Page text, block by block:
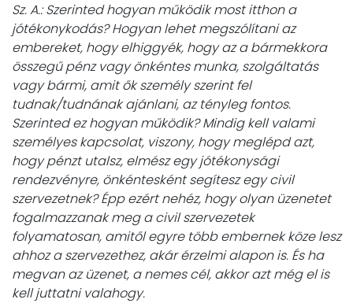
Sz. A.: Szerinted hogyan működik most itthon a
jótékonykodás? Hogyan lehet megszólítani az
embereket, hogy elhiggyék, hogy az a bármekkora
összegű pénz vagy önkéntes munka, szolgáltatás
vagy bármi, amit ők személy szerint fel
tudnak/tudnának ajánlani, az tényleg fontos.
Szerinted ez hogyan működik? Mindig kell valami
személyes kapcsolat, viszony, hogy meglépd azt,
hogy pénzt utalsz, elmész egy jótékonysági
rendezvényre, önkéntesként segítesz egy civil
szervezetnek? Épp ezért nehéz, hogy olyan üzenetet
fogalmazzanak meg a civil szervezetek
folyamatosan, amitől egyre több embernek köze lesz
ahhoz a szervezethez, akár érzelmi alapon is. És ha
megvan az üzenet, a nemes cél, akkor azt még el is
kell juttatni valahogy.